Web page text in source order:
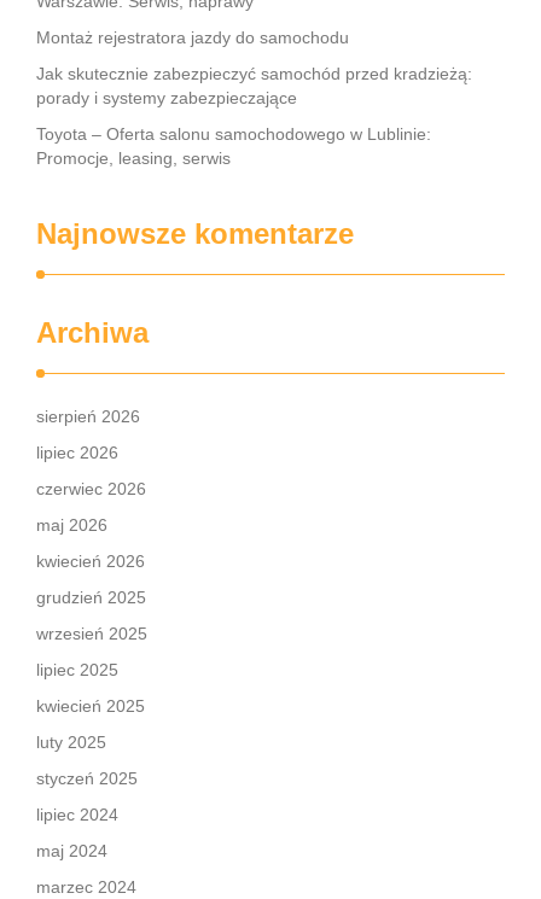
Montaż rejestratora jazdy do samochodu
Jak skutecznie zabezpieczyć samochód przed kradzieżą:
porady i systemy zabezpieczające
Toyota – Oferta salonu samochodowego w Lublinie:
Promocje, leasing, serwis
Najnowsze komentarze
Archiwa
sierpień 2026
lipiec 2026
czerwiec 2026
maj 2026
kwiecień 2026
grudzień 2025
wrzesień 2025
lipiec 2025
kwiecień 2025
luty 2025
styczeń 2025
lipiec 2024
maj 2024
marzec 2024